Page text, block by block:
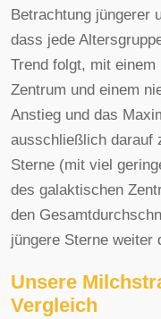
Betrachtung jüngerer
dass jede
Trend folgt, mit einem
Zentrum und einem
Anstieg und das
ausschließlich darauf
Sterne (mit viel
des galaktischen
den
jüngere Sterne weiter
Unsere
Vergleich